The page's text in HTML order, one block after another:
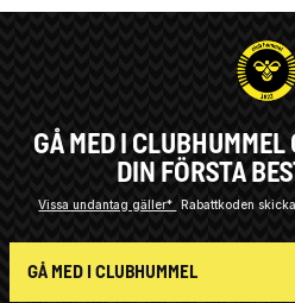
GÅ MED I
DIN FÖRSTA
Vissa undantag gäller* Rabattkoden
GÅ MED I CLUBHUMMEL